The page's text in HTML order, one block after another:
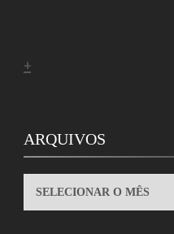
+
ARQUIVOS
ARQUIVOS